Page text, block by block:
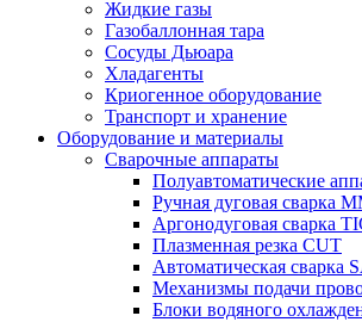
Жидкие газы
Газобаллонная тара
Сосуды Дьюара
Хладагенты
Криогенное оборудование
Транспорт и хранение
Оборудование и материалы
Сварочные аппараты
Полуавтоматические
Ручная дуговая сварка
Аргонодуговая сварка
Плазменная резка CUT
Автоматическая сварка
Механизмы подачи
Блоки водяного